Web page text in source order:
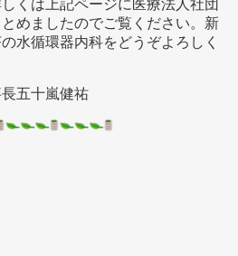
くは上記ページに医療法人社団
めましたのでご覧ください。新
水循環器内科をどうぞよろしく
五十嵐健祐